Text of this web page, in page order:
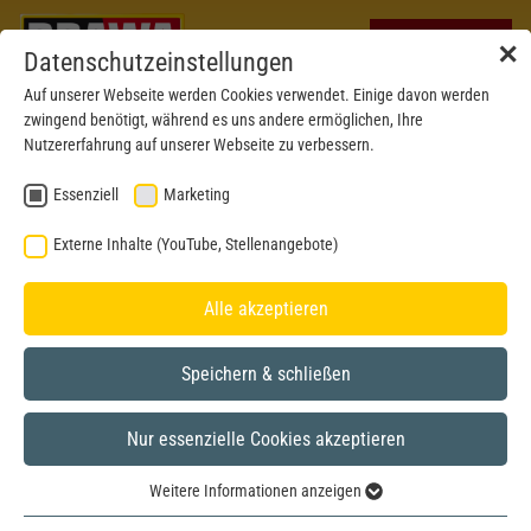
✕
Datenschutzeinstellungen
Auf unserer Webseite werden Cookies verwendet. Einige davon werden
zwingend benötigt, während es uns andere ermöglichen, Ihre
Nutzererfahrung auf unserer Webseite zu verbessern.
Essenziell Marketing
Externe Inhalte (YouTube, Stellenangebote)
Alle akzeptieren
Speichern & schließen
Nur essenzielle Cookies akzeptieren
Weitere Informationen anzeigen